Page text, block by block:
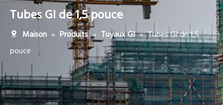
Tubes GI de 1,5 pouce
Maison » Produits » Tuyaux GI » Tubes GI de 1,5
pouce